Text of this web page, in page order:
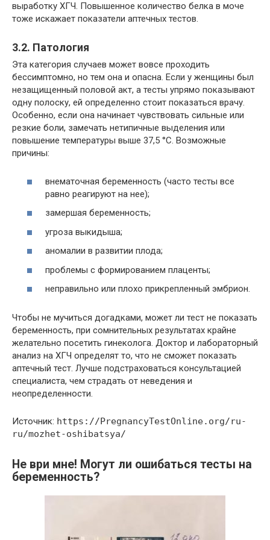
выработку ХГЧ. Повышенное количество белка в моче
тоже искажает показатели аптечных тестов.
3.2. Патология
Эта категория случаев может вовсе проходить
бессимптомно, но тем она и опасна. Если у женщины был
незащищенный половой акт, а тесты упрямо показывают
одну полоску, ей определенно стоит показаться врачу.
Особенно, если она начинает чувствовать сильные или
резкие боли, замечать нетипичные выделения или
повышение температуры выше 37,5 °C. Возможные
причины:
внематочная беременность (часто тесты все
равно реагируют на нее);
замершая беременность;
угроза выкидыша;
аномалии в развитии плода;
проблемы с формированием плаценты;
неправильно или плохо прикрепленный эмбрион.
Чтобы не мучиться догадками, может ли тест не показать
беременность, при сомнительных результатах крайне
желательно посетить гинеколога. Доктор и лабораторный
анализ на ХГЧ определят то, что не сможет показать
аптечный тест. Лучше подстраховаться консультацией
специалиста, чем страдать от неведения и
неопределенности.
Источник: https://PregnancyTestOnline.org/ru-
ru/mozhet-oshibatsya/
Не ври мне! Могут ли ошибаться тесты на
беременность?